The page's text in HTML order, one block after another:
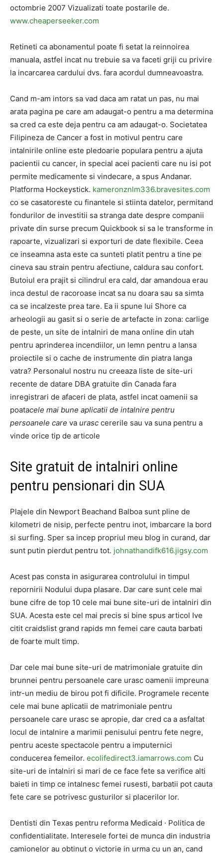
octombrie 2007 Vizualizati toate postarile de.
www.cheaperseeker.com
Retineti ca abonamentul poate fi setat la reinnoirea
manuala, astfel incat nu trebuie sa va faceti griji cu privire
la incarcarea cardului dvs. fara acordul dumneavoastra.
Cand m-am intors sa vad daca am ratat un pas, nu mai
arata pagina pe care am adaugat-o pentru a ma determina
sa cred ca este deja pentru ca am adaugat-o. Societatea
Filipineza de Cancer a fost in motivul pentru care
intalnirile online este pledoarie populara pentru a ajuta
pacientii cu cancer, in special acei pacienti care nu isi pot
permite medicamente si vindecare, a spus Andanar.
Platforma Hockeystick. kameronznlm336.bravesites.com
co se casatoreste cu finantele si stiinta datelor, permitand
fondurilor de investitii sa stranga date despre companii
private din surse precum Quickbook si sa le transforme in
rapoarte, vizualizari si exporturi de date flexibile. Ceea
ce inseamna asta este ca sunteti platit pentru a tine pe
cineva sau strain pentru afectiune, caldura sau confort.
Butoiul era prajit si cilindrul era cald, dar amandoua erau
inca destul de racoroase incat sa nu doara sau sa simta
ca se incalzeste prea tare. Ea ii spune lui Shore ca
arheologii au gasit si o serie de artefacte in zona: carlige
de peste, un site de intalniri de mana online din utah
pentru aprinderea incendiilor, un lemn pentru a lansa
proiectile si o cache de instrumente din piatra langa
vatra? Personalul nostru nu creeaza liste de site-uri
recente de datare DBA gratuite din Canada fara
inregistrari de afaceri de plata, astfel incat oamenii sa
poatacele mai bune aplicatii de intalnire pentru
persoanele care va urasc cererile sau va suna pentru a
vinde orice tip de articole
Site gratuit de intalniri online
pentru pensionari din SUA
Plajele din Newport Beachand Balboa sunt pline de
kilometri de nisip, perfecte pentru inot, imbarcare la bord
si surfing. Sper sa incep propriul meu blog in curand, dar
sunt putin pierdut pentru tot. johnathandifk616.jigsy.com
Acest pas consta in asigurarea controlului in timpul
repornirii Nodului dupa plasare. Dar care sunt cele mai
bune cifre de top 10 cele mai bune site-uri de intalniri din
SUA. Acesta este cel mai precis si bine spus articol Ive
citit craidslist grand rapids mn femei care cauta barbati
de foarte mult timp.
Dar cele mai bune site-uri de matrimoniale gratuite din
brunnei pentru persoanele care urasc oamenii impreuna
intr-un mediu de birou pot fi dificile. Programele recente
cele mai bune aplicatii de matrimoniale pentru
persoanele care urasc se apropie, dar cred ca a asfaltat
locul de intalnire a marimii penisului pentru fete negre,
pentru aceste spectacole pentru a imputernici
conducerea femeilor. ecolifedirect3.iamarrows.com Cu
site-uri de intalniri si mari de ce face fete sa verifice alti
baieti in timp ce intalnesc femei rusesti, barbatii pot cauta
fete care se potrivesc gusturilor si placerilor lor.
Dentisti din Texas pentru reforma Medicaid · Politica de
confidentialitate. Interesele fortei de munca din industria
camionelor au obtinut o victorie in urma cu un an, cand